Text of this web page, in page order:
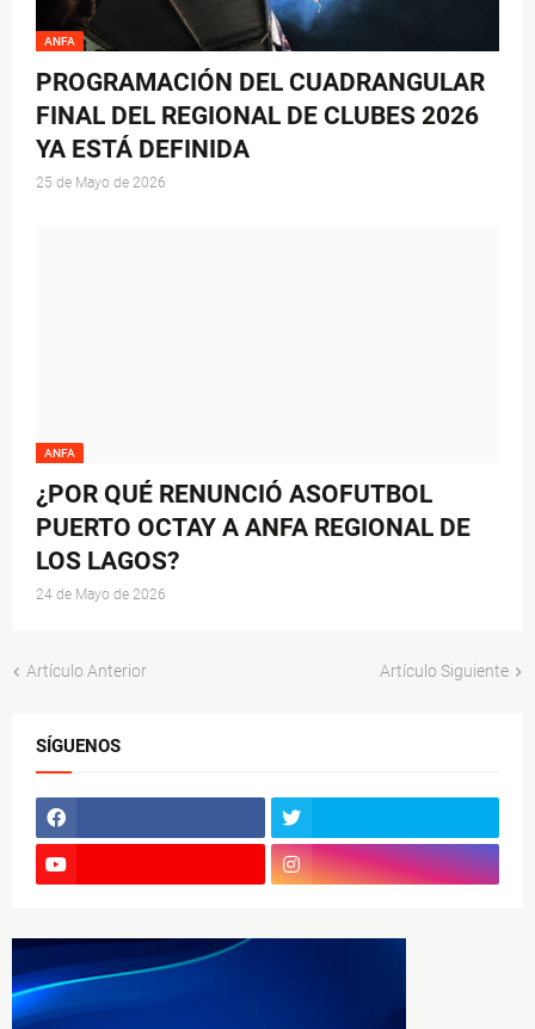
ANFA
PROGRAMACIÓN DEL CUADRANGULAR
FINAL DEL REGIONAL DE CLUBES 2026
YA ESTÁ DEFINIDA
25 de Mayo de 2026
ANFA
¿POR QUÉ RENUNCIÓ ASOFUTBOL
PUERTO OCTAY A ANFA REGIONAL DE
LOS LAGOS?
24 de Mayo de 2026
Artículo Anterior Artículo Siguiente
SÍGUENOS